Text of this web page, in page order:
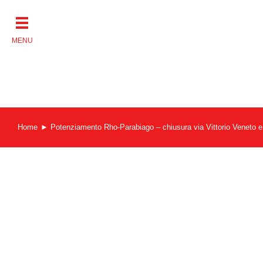
contenuto
Home Potenziamento Rho-Parabiago – chiusura via Vittorio Veneto